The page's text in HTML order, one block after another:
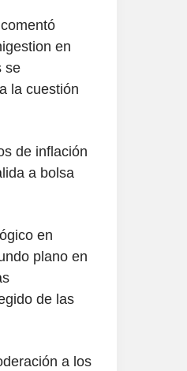
en
se
la cuestión
de inflación
a bolsa
en
plano en
de las
a los